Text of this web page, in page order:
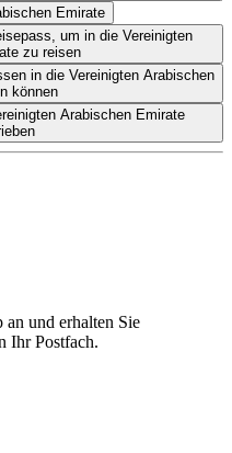
Emirate
um in die Vereinigten
zu reisen
in die Vereinigten Arabischen
können
Arabischen Emirate
an und erhalten Sie
Ihr Postfach.